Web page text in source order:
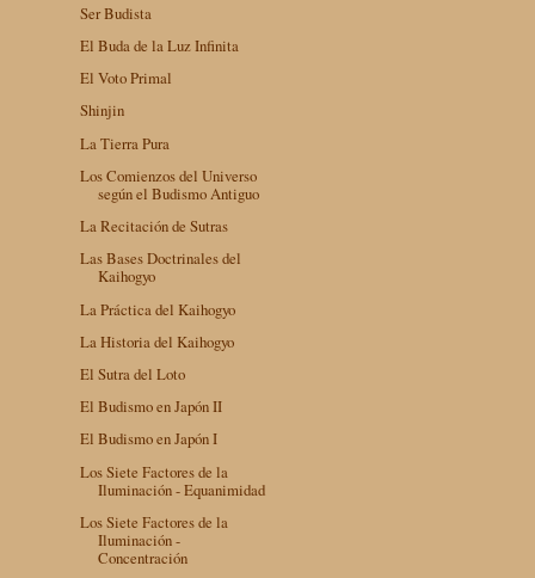
Ser Budista
El Buda de la Luz Infinita
El Voto Primal
Shinjin
La Tierra Pura
Los Comienzos del Universo
según el Budismo Antiguo
La Recitación de Sutras
Las Bases Doctrinales del
Kaihogyo
La Práctica del Kaihogyo
La Historia del Kaihogyo
El Sutra del Loto
El Budismo en Japón II
El Budismo en Japón I
Los Siete Factores de la
Iluminación - Equanimidad
Los Siete Factores de la
Iluminación -
Concentración